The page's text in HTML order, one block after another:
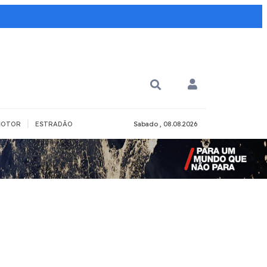
QUÊ? PCD
Todos
ESTRADÃO Sabado , 08.08.2026